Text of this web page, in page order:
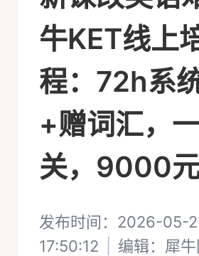
牛KET线上
程：72h系
+赠词汇，
关，9000
发布时间：2026-05-
17:50:12
编辑： 犀